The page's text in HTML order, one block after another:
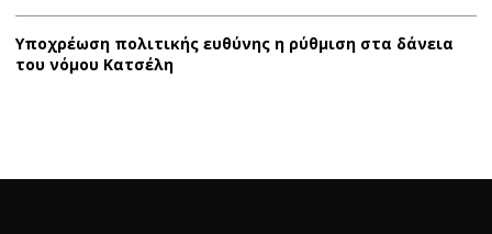
Υποχρέωση πολιτικής ευθύνης η ρύθμιση στα δάνεια
του νόμου Κατσέλη